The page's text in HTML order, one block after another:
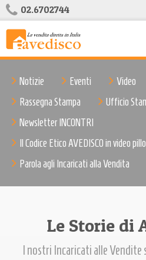
02.6702744
Notizie Eventi Video
Rassegna Stampa
Ufficio
Newsletter INCONTRI
Il Codice Etico AVEDISCO in video
Parola agli Incaricati alla Vendita
Le Storie di
I nostri Incaricati alle Vendite